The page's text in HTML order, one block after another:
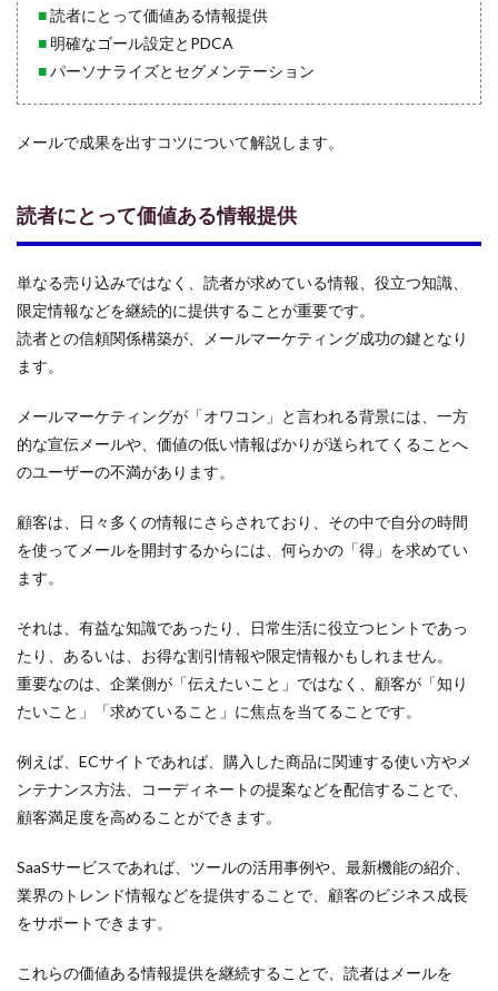
■読者にとって価値ある情報提供
■明確なゴール設定とPDCA
■パーソナライズとセグメンテーション
メールで成果を出すコツについて解説します。
読者にとって価値ある情報提供
単なる売り込みではなく、読者が求めている情報、役立つ知識、
限定情報などを継続的に提供することが重要です。
読者との信頼関係構築が、メールマーケティング成功の鍵となり
ます。
メールマーケティングが「オワコン」と言われる背景には、一方
的な宣伝メールや、価値の低い情報ばかりが送られてくることへ
のユーザーの不満があります。
顧客は、日々多くの情報にさらされており、その中で自分の時間
を使ってメールを開封するからには、何らかの「得」を求めてい
ます。
それは、有益な知識であったり、日常生活に役立つヒントであっ
たり、あるいは、お得な割引情報や限定情報かもしれません。
重要なのは、企業側が「伝えたいこと」ではなく、顧客が「知り
たいこと」「求めていること」に焦点を当てることです。
例えば、ECサイトであれば、購入した商品に関連する使い方やメ
ンテナンス方法、コーディネートの提案などを配信することで、
顧客満足度を高めることができます。
SaaSサービスであれば、ツールの活用事例や、最新機能の紹介、
業界のトレンド情報などを提供することで、顧客のビジネス成長
をサポートできます。
これらの価値ある情報提供を継続することで、読者はメールを